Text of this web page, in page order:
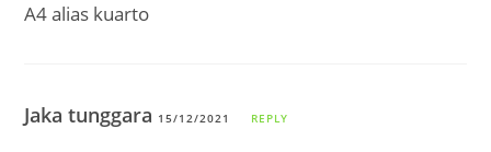
A4 alias kuarto
Jaka tunggara 15/12/2021 REPLY